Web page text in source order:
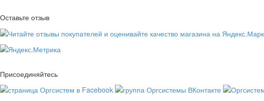
Оставьте отзыв
Присоединяйтесь